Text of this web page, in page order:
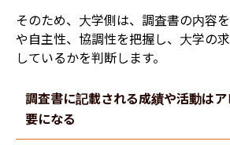
そのため、大学側は、調査書の内容
や自主性、協調性を把握し、大学の
しているかを判断します。
調査書に記載される成績や活動は
要になる